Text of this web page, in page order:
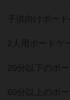
子供向けボー
2人用ボードゲ
20分以下のボ
60分以上のボ